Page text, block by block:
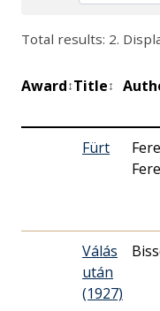
Total results: 2.
Award↕Title↕
Fürt
Válás
után
(1927)